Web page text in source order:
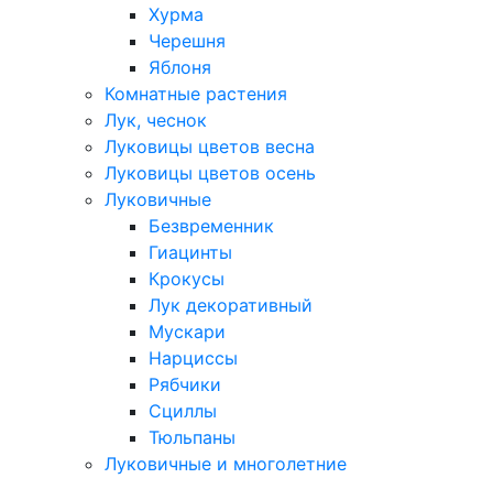
Хурма
Черешня
Яблоня
Комнатные растения
Лук, чеснок
Луковицы цветов весна
Луковицы цветов осень
Луковичные
Безвременник
Гиацинты
Крокусы
Лук декоративный
Мускари
Нарциссы
Рябчики
Сциллы
Тюльпаны
Луковичные и многолетние